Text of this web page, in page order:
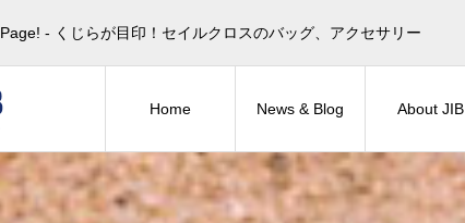
‐ くじらが目印！セイルクロスのバッグ、アクセサリー
Home News & Blog About JIB